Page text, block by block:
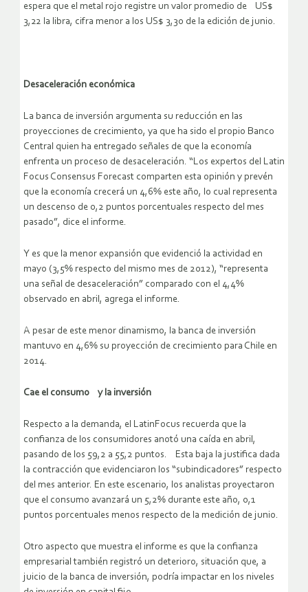
espera que el metal rojo registre un valor promedio de US$
3,22 la libra, cifra menor a los US$ 3,30 de la edición de junio.
Desaceleración económica
La banca de inversión argumenta su reducción en las
proyecciones de crecimiento, ya que ha sido el propio Banco
Central quien ha entregado señales de que la economía
enfrenta un proceso de desaceleración. “Los expertos del Latin
Focus Consensus Forecast comparten esta opinión y prevén
que la economía crecerá un 4,6% este año, lo cual representa
un descenso de 0,2 puntos porcentuales respecto del mes
pasado”, dice el informe.
Y es que la menor expansión que evidenció la actividad en
mayo (3,5% respecto del mismo mes de 2012), “representa
una señal de desaceleración” comparado con el 4,4%
observado en abril, agrega el informe.
A pesar de este menor dinamismo, la banca de inversión
mantuvo en 4,6% su proyección de crecimiento para Chile en
2014.
Cae el consumo y la inversión
Respecto a la demanda, el LatinFocus recuerda que la
confianza de los consumidores anotó una caída en abril,
pasando de los 59,2 a 55,2 puntos. Esta baja la justifica dada
la contracción que evidenciaron los “subindicadores” respecto
del mes anterior. En este escenario, los analistas proyectaron
que el consumo avanzará un 5,2% durante este año, 0,1
puntos porcentuales menos respecto de la medición de junio.
Otro aspecto que muestra el informe es que la confianza
empresarial también registró un deterioro, situación que, a
juicio de la banca de inversión, podría impactar en los niveles